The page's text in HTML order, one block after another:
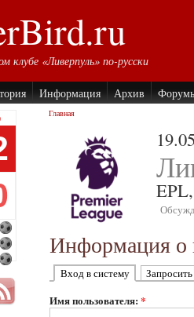
клубе «Ливерпуль» по-русски
Информация Архив
Главная
EPL,
Информация о
Вход в систему
Имя пользователя:*